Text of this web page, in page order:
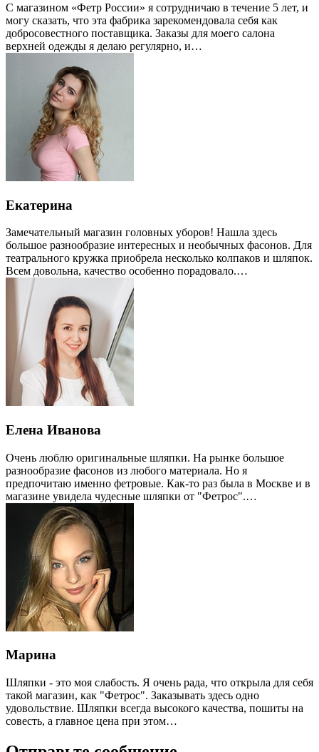
С магазином «Фетр России» я сотрудничаю в течение 5 лет, и
могу сказать, что эта фабрика зарекомендовала себя как
добросовестного поставщика. Заказы для моего салона
верхней одежды я делаю регулярно, и…
Екатерина
Замечательный магазин головных уборов! Нашла здесь
большое разнообразие интересных и необычных фасонов. Для
театрального кружка приобрела несколько колпаков и шляпок.
Всем довольна, качество особенно порадовало.…
Елена Иванова
Очень люблю оригинальные шляпки. На рынке большое
разнообразие фасонов из любого материала. Но я
предпочитаю именно фетровые. Как-то раз была в Москве и в
магазине увидела чудесные шляпки от "Фетрос".…
Марина
Шляпки - это моя слабость. Я очень рада, что открыла для себя
такой магазин, как "Фетрос". Заказывать здесь одно
удовольствие. Шляпки всегда высокого качества, пошиты на
совесть, а главное цена при этом…